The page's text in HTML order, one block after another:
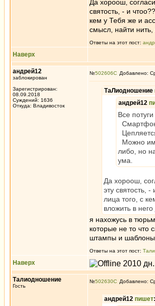
Да хороош,
святость, - и
кем у Тебя же и
смысл, найти
Ответы на этот пост:
Наверх
андрей12
заблокирован
Зарегистрирован:
08.09.2018
Суждений: 1636
Откуда: Владивосток
№502606 Добавлено:
ТаЛиодношение
андрей12
Все
Можно
либо, но
ума.
Да хороош,
эту святость,
лица того, с
вложить в
я нахожусь в
которые не то что
штампы и шаблоны
Ответы на этот пост:
Наверх
Талиодношение
Гость
№502630 Добавлено:
андрей12 пишет: